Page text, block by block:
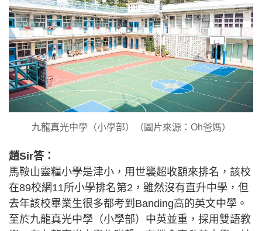
九龍真光中學（小學部）（圖片來源：Oh爸媽）
趙Sir答：
馬鞍山靈糧小學是津小，用世襲超收額來排名，該校
在89校網11所小學排名第2，雖然沒有直升中學，但
去年該校畢業生很多都考到Banding高的英文中學。
至於九龍真光中學（小學部）中英並重，採用雙語教